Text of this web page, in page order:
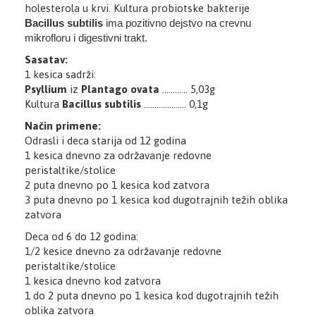
holesterola u krvi. Kultura probiotske bakterije
Bacillus subtilis ima pozitivno dejstvo na crevnu
mikrofloru i digestivni trakt.
Sasatav:
1 kesica sadrži:
Psyllium iz Plantago ovata ............ 5,03g
Kultura Bacillus subtilis .................... 0,1g
Način primene:
Odrasli i deca starija od 12 godina
1 kesica dnevno za održavanje redovne
peristaltike/stolice
2 puta dnevno po 1 kesica kod zatvora
3 puta dnevno po 1 kesica kod dugotrajnih težih oblika
zatvora
Deca od 6 do 12 godina:
1/2 kesice dnevno za održavanje redovne
peristaltike/stolice
1 kesica dnevno kod zatvora
1 do 2 puta dnevno po 1 kesica kod dugotrajnih težih
oblika zatvora